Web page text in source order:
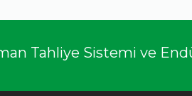
Tahliye Sistemi ve